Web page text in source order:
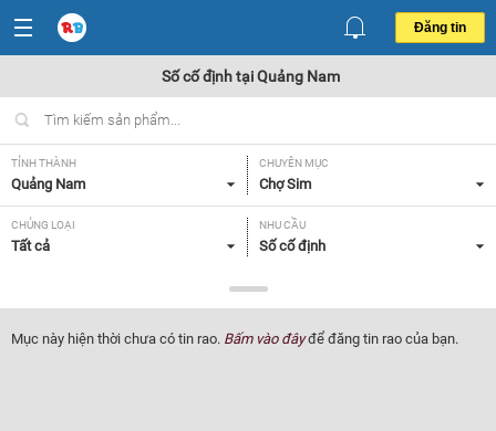
Đăng tin
Số cố định tại Quảng Nam
TỈNH THÀNH
Quảng Nam
CHUYÊN MỤC
Chợ Sim
CHỦNG LOẠI
Tất cả
NHU CẦU
Số cố định
Tất cả
Mục này hiện thời chưa có tin rao. Bấm vào đâyđể đăng tin rao của bạn.